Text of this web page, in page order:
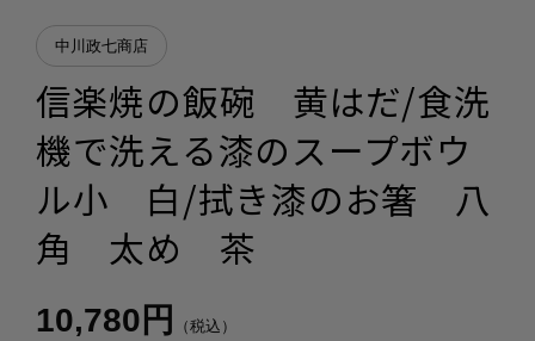
中川政七商店
信楽焼の飯碗 黄はだ/食洗
機で洗える漆のスープボウ
ル小 白/拭き漆のお箸 八
角 太め 茶
10,780円 （税込）